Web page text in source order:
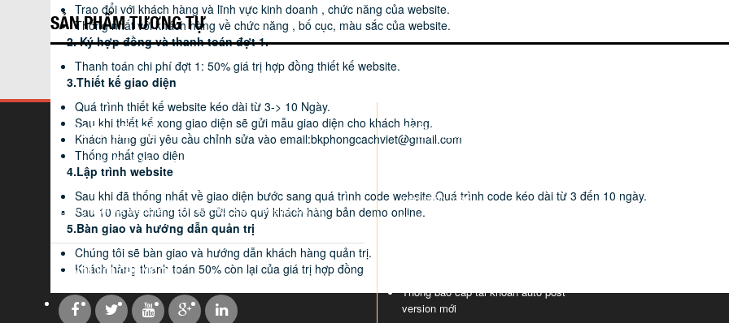
Trao đổi với khách hàng và lĩnh vực kinh doanh , chức năng của website.
Thống nhất với khách hàng về chức năng , bố cục, màu sắc của website.
2. Ký hợp đồng và thanh toán đợt 1.
Thanh toán chi phí đợt 1: 50% giá trị hợp đồng thiết kế website.
3.Thiết kế giao diện
Quá trình thiết kế website kéo dài từ 3-> 10 Ngày.
Sau khi thiết kế xong giao diện sẽ gửi mẫu giao diện cho khách hàng.
Khách hàng gửi yêu cầu chỉnh sửa vào email:bkphongcachviet@gmail.com
Thống nhất giao diện
4.Lập trình website
Sau khi đã thống nhất về giao diện bước sang quá trình code website.Quá trình code kéo dài từ 3 đến 10 ngày.
Sau 10 ngày chúng tôi sẽ gửi cho quý khách hàng bản demo online.
5.Bàn giao và hướng dẫn quản trị
Chúng tôi sẽ bàn giao và hướng dẫn khách hàng quản trị.
Khách hàng thanh toán 50% còn lại của giá trị hợp đồng
SẢN PHẨM TƯƠNG TỰ
THÔNG TIN LIÊN HỆ
Xóm chợ, Xã Bình Minh, Huyện Thanh Oai, Thành Phố Hà Nội
Dịch vụ thiết kế website theo yêu cầu, seo website top 10
KẾT NỐI VỚI CHÚNG TÔI
PHẦN MỀM AUTO POST
trên phần mềm
Hướng dẫn nhập diễn đàn vào phần
Thông báo cấp tài khoản auto post
version mới